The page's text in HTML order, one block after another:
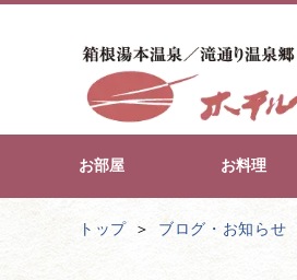
お部屋 お料理
トップ ブログ・お知らせ